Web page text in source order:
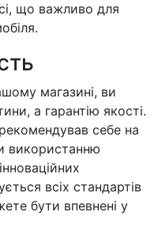
що важливо для
магазині, ви
а гарантію якості.
себе на
використанню
всіх стандартів
бути впевнені у